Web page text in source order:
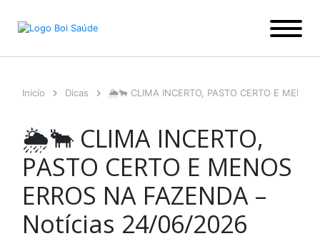
para
Inicío Dicas 🌦️🐂 CLIMA INCERTO, PASTO CERTO E
🌦️🐂 CLIMA INCERTO,
PASTO CERTO E MENOS
ERROS NA FAZENDA –
Notícias 24/06/2026